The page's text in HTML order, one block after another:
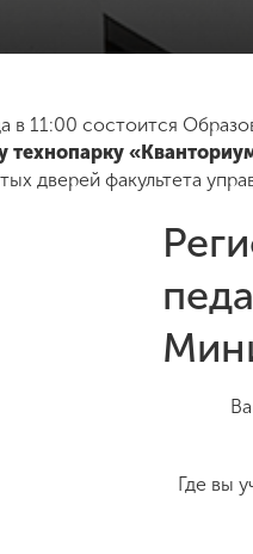
в 11:00 состоится
технопарку
дверей факультета
Где вы